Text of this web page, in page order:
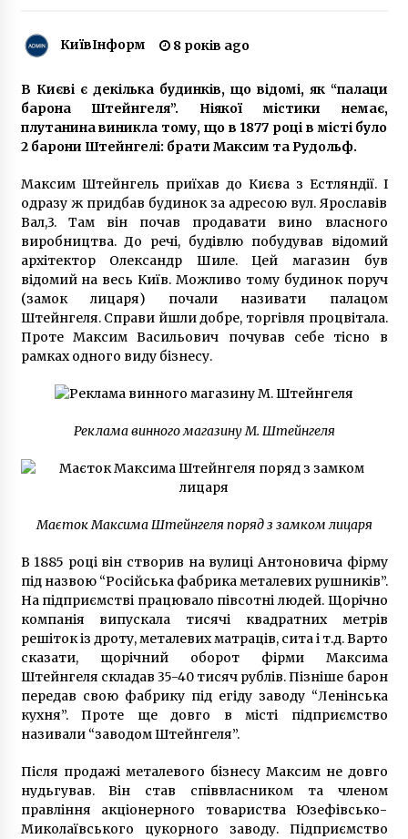
львовским мусором (Фото)
10 років ago
В Україні найвища ціна на електроенергію в
6 років ago
У Києві перейменували декілька вулиць у
Голосіївському, Шевченківському,
Подільському та Деснянському районах
5 років ago
Віталій Кличко пішов у відпустку
5 років ago
Електронні табло на Столичному шосе
7 років ago
В Києві можуть знову зупинити метро
Емальованi горнятка як хоббi
6 років ago
До ОАСК надійшло три позови про
оскарження “карантину вихідного дня”
6 років ago
У центрі Києва демонтували синю руку
“Лягай, Бандеро”: яке покарання загрожує
поліцейському, що бив лежачого активіста
КиївІнформ 8 років ago
В Києві є декілька будинків, що відомі, як “палаци
барона Штейнгеля”. Ніякої містики немає,
плутанина виникла тому, що в 1877 році в місті було
2 барони Штейнгелі: брати Максим та Рудольф.
Максим Штейнгель приїхав до Києва з Естляндії. І
одразу ж придбав будинок за адресою вул. Ярославів
Вал,3. Там він почав продавати вино власного
виробництва. До речі, будівлю побудував відомий
архітектор Олександр Шиле. Цей магазин був
відомий на весь Київ. Можливо тому будинок поруч
(замок лицаря) почали називати палацом
Штейнгеля. Справи йшли добре, торгівля процвітала.
Проте Максим Васильович почував себе тісно в
рамках одного виду бізнесу.
Реклама винного магазину М. Штейнгеля
Маєток Максима Штейнгеля поряд з замком лицаря
В 1885 році він створив на вулиці Антоновича фірму
під назвою “Російська фабрика металевих рушників”.
На підприємстві працювало півсотні людей. Щорічно
компанія випускала тисячі квадратних метрів
решіток із дроту, металевих матраців, сита і т.д. Варто
сказати, щорічний оборот фірми Максима
Штейнгеля складав 35-40 тисяч рублів. Пізніше барон
передав свою фабрику під егіду заводу “Ленінська
кухня”. Проте ще довго в місті підприємство
називали “заводом Штейнгеля”.
Після продажі металевого бізнесу Максим не довго
нудьгував. Він став співвласником та членом
правління акціонерного товариства Юзефівсько-
Миколаївського цукорного заводу. Підприємство